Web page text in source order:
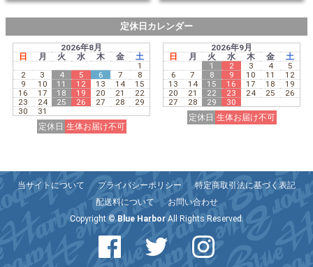
定休日カレンダー
2026年8月
日
月 火 水 木 金
土
1
2
3 4 5 6 7
8
9
10 11 12 13 14
15
16
17 18 19 20 21
22
23
24 25 26 27 28
29
30
31
定休日 生体お届け不可
2026年9月
日
月 火 水 木 金
土
1
2 3 4
5
6
7 8 9 10 11
12
13
14 15 16 17 18
19
20
21 22 23 24 25
26
27
28 29
30
定休日 生体お届け不可
当サイトについて プライバシーポリシー
特定商取引法に基づく表記
配送料について
お問い合わせ
Copyright © Blue HarborAll Rights Reserved.